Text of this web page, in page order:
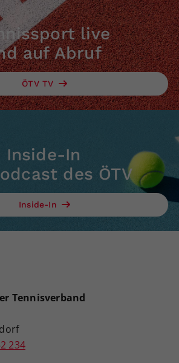
live
auf Abruf
ÖTV TV
Inside-In
des ÖTV
Inside-In
Tennisverband
234